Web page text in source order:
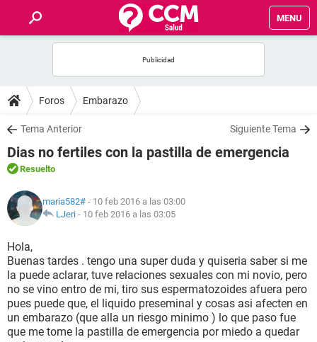
MENU
FOROS
SALUD
FAMILIA
NUTRICIÓN
SEXUALIDAD
GLOSARIO
Foros Embarazo
Tema Anterior Siguiente Tema
Dias no fertiles con la pastilla de emergencia
Resuelto
maria582# - 10 feb 2016 a las 03:00
LJeri - 10 feb 2016 a las 03:05
Hola,
Buenas tardes . tengo una super duda y quiseria saber si me
la puede aclarar, tuve relaciones sexuales con mi novio, pero
no se vino entro de mi, tiro sus espermatozoides afuera pero
pues puede que, el liquido preseminal y cosas asi afecten en
un embarazo (que alla un riesgo minimo ) lo que paso fue
que me tome la pastilla de emergencia por miedo a quedar